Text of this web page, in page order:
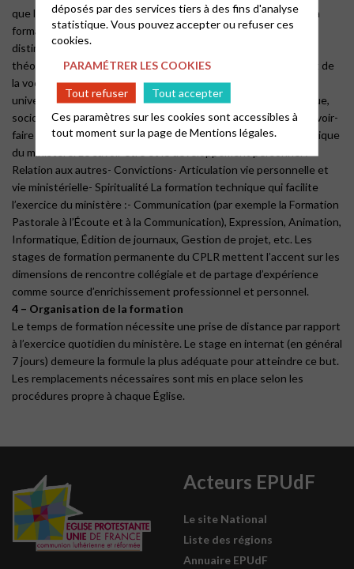
que la mission confiée aux pasteurs les dépasse sans cesse. La
formation permanente des pasteurs porte sur trois domaines
distincts bien que souvent en interaction :La formation
théologique, spirituelle et pastorale, qui relève de la mission et de
la vocation du pasteur :- Mise à jour des connaissances
universitaires,- Réflexion théologique, éthique, anthropologique,
sociologique,- Ouverture et approfondissement spirituels,- Savoir-
faire directement lié à un aspect pratique pastorale et théologique
du ministère. Le savoir être et le développement personnel :-
Relation aux autres- Convictions- Articulation vie personnelle et
vie ministérielle- Spiritualité La formation technique qui facilite
l’exercice du ministère :- Communication (par exemple la Formation
Pastorale à l’Écoute et à la Communication), Expression, Animation,
Informatique, Édition de journaux, Gestion de projet, etc. Les
stages de formation permanente du CPLR mettent l’accent sur les
dimensions de rencontre collégiale et de partage d’expérience
comme source d’enrichissement professionnel et personnel.
4 – Organisation de la formation
Le temps de formation nécessite une prise de distance par rapport
à l’exercice quotidien du ministère. Le stage en internat (en général
7 jours) demeure la formule la plus adéquate pour atteindre ce but.
Les remplacements nécessaires sont mis en place selon les
procédures propre à chaque Église.
Acteurs EPUdF
Le site National
Liste des régions
Annuaire EPUdF
déposés par des services tiers à des fins d'analyse
statistique. Vous pouvez accepter ou refuser ces
cookies.
PARAMÉTRER LES COOKIES
Tout refuser
Tout accepter
Ces paramètres sur les cookies sont accessibles à
tout moment sur la page deMentions légales.